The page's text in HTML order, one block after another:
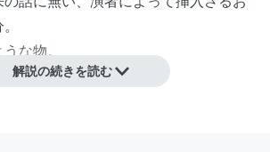
うな物。
。解説の続きを読む